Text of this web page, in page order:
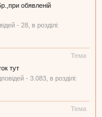
обявленій
- 28, в розділі:
Тема
тут
- 3.083, в розділі:
Тема